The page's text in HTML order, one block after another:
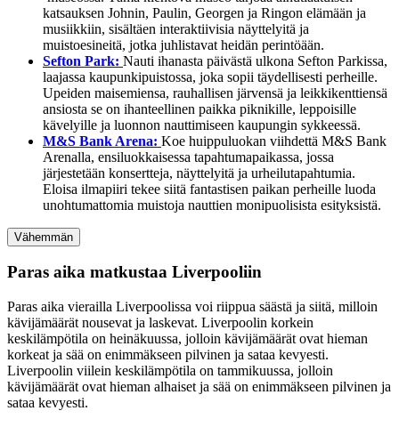
katsauksen Johnin, Paulin, Georgen ja Ringon elämään ja
musiikkiin, sisältäen interaktiivisia näyttelyitä ja
muistoesineitä, jotka juhlistavat heidän perintöään.
Sefton Park: Nauti ihanasta päivästä ulkona Sefton Parkissa,
laajassa kaupunkipuistossa, joka sopii täydellisesti perheille.
Upeiden maisemiensa, rauhallisen järvensä ja leikkikenttiensä
ansiosta se on ihanteellinen paikka piknikille, leppoisille
kävelyille ja luonnon nauttimiseen kaupungin sykkeessä.
M&S Bank Arena: Koe huippuluokan viihdettä M&S Bank
Arenalla, ensiluokkaisessa tapahtumapaikassa, jossa
järjestetään konsertteja, näyttelyitä ja urheilutapahtumia.
Eloisa ilmapiiri tekee siitä fantastisen paikan perheille luoda
unohtumattomia muistoja nauttien monipuolisista esityksistä.
Vähemmän
Paras aika matkustaa Liverpooliin
Paras aika vierailla Liverpoolissa voi riippua säästä ja siitä, milloin
kävijämäärät nousevat ja laskevat. Liverpoolin korkein
keskilämpötila on heinäkuussa, jolloin kävijämäärät ovat hieman
korkeat ja sää on enimmäkseen pilvinen ja sataa kevyesti.
Liverpoolin viilein keskilämpötila on tammikuussa, jolloin
kävijämäärät ovat hieman alhaiset ja sää on enimmäkseen pilvinen ja
sataa kevyesti.